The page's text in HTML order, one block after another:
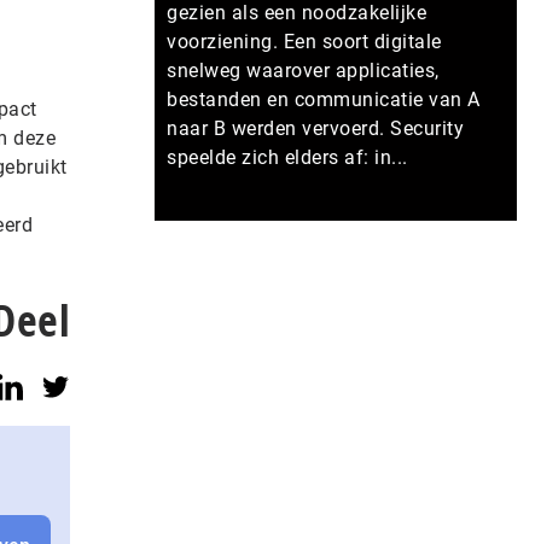
deze
gezien als een noodzakelijke
voorziening. Een soort digitale
snelweg waarover applicaties,
bestanden en communicatie van A
naar B werden vervoerd. Security
speelde zich elders af: in...